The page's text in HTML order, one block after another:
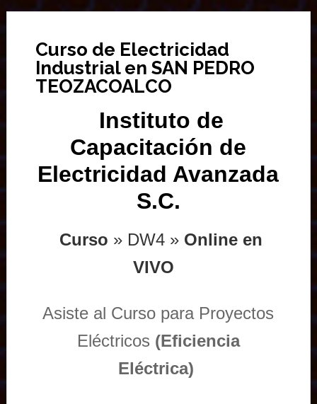
Curso de Electricidad
Industrial en SAN PEDRO
TEOZACOALCO
Instituto de
Capacitación de
Electricidad Avanzada
S.C.
Curso » DW4 » Online en
VIVO
Asiste al Curso para Proyectos
Eléctricos (Eficiencia
Eléctrica)